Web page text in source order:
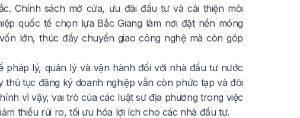
Chính sách mở cửa, ưu đãi đầu tư và cải thiện môi
quốc tế chọn lựa Bắc Giang làm nơi đặt nền móng
lớn, thúc đẩy chuyển giao công nghệ mà còn góp
lý, quản lý và vận hành đối với nhà đầu tư nước
tục đăng ký doanh nghiệp vẫn còn phức tạp và đòi
vì vậy, vai trò của các luật sư địa phương trong việc
thiểu rủi ro, tối ưu hóa lợi ích cho các nhà đầu tư.